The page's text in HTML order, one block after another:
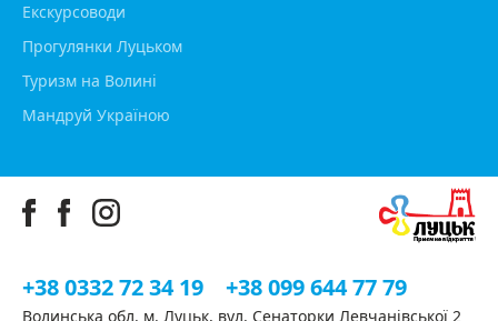
Екскурсоводи
Прогулянки Луцьком
Туризм на Волині
Мандруй Україною
+38 0332 72 34 19 +38 099 644 77 79
Волинська обл. м. Луцьк, вул. Сенаторки Левчанівської 2